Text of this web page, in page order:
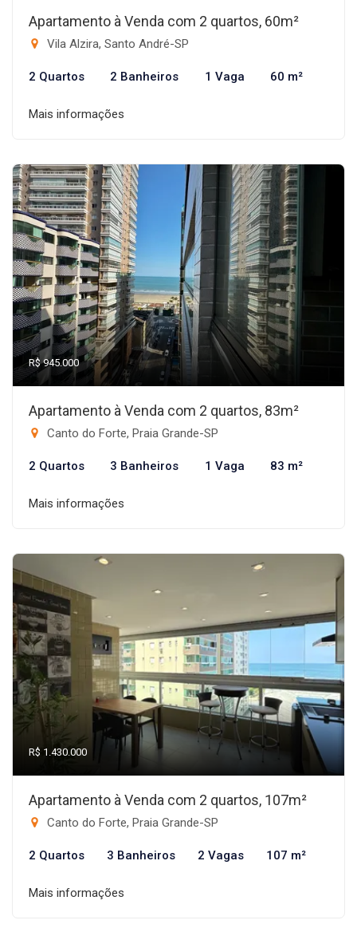
Apartamento à Venda com 2 quartos, 60m²
Vila Alzira, Santo André-SP
2 Quartos 2 Banheiros 1 Vaga 60 m²
Mais informações
R$ 945.000
Apartamento à Venda com 2 quartos, 83m²
Canto do Forte, Praia Grande-SP
2 Quartos 3 Banheiros 1 Vaga 83 m²
Mais informações
R$ 1.430.000
Apartamento à Venda com 2 quartos, 107m²
Canto do Forte, Praia Grande-SP
2 Quartos 3 Banheiros 2 Vagas 107 m²
Mais informações